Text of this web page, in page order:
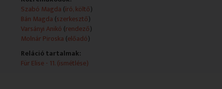
Szabó Magda (író, költő)
Bán Magda (szerkesztő)
Varsányi Anikó (rendező)
Molnár Piroska (előadó)
Reláció tartalmak:
Für Elise - 11. (ismétlése)